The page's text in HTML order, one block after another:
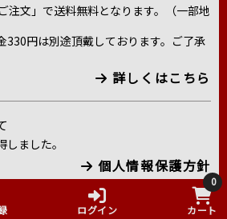
ログイン
0
カート
注文」で送料無料となります。（一部地
円は別途頂戴しております。ご了承
詳しくはこちら
ました。
個人情報保護方針